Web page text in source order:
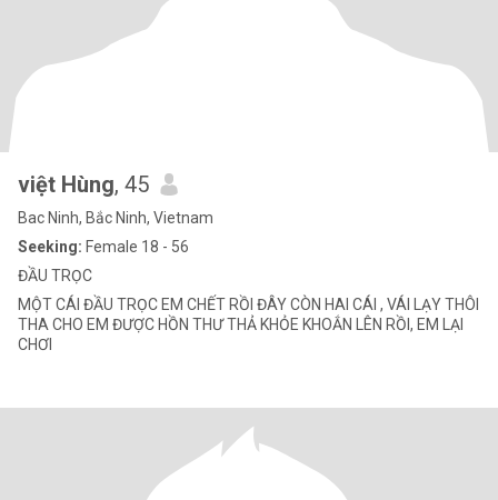
việt Hùng, 45
Bac Ninh, Bắc Ninh, Vietnam
Seeking: Female 18 - 56
ĐẦU TRỌC
MỘT CÁI ĐẦU TRỌC EM CHẾT RỒI ĐÂY CÒN HAI CÁI , VÁI LẠY THÔI
THA CHO EM ĐƯỢC HỒN THƯ THẢ KHỎE KHOẮN LÊN RỒI, EM LẠI
CHƠI